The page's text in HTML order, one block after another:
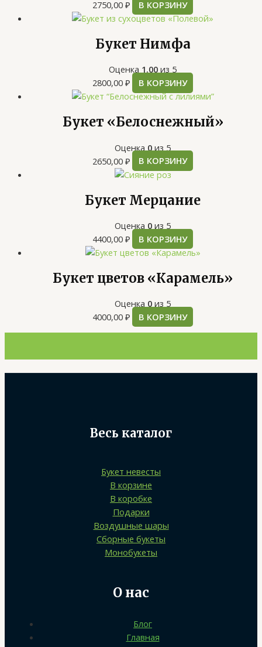
2750,00 ₽ В КОРЗИНУ
Букет Нимфа
Оценка 1.00 из 5
2800,00 ₽ В КОРЗИНУ
Букет «Белоснежный»
Оценка 0 из 5
2650,00 ₽ В КОРЗИНУ
Букет Мерцание
Оценка 0 из 5
4400,00 ₽ В КОРЗИНУ
Букет цветов «Карамель»
Оценка 0 из 5
4000,00 ₽ В КОРЗИНУ
Весь каталог
Букет невесты
В корзине
В коробке
Подарки
Воздушные шары
Сборные букеты
Монобукеты
О нас
Блог
Главная